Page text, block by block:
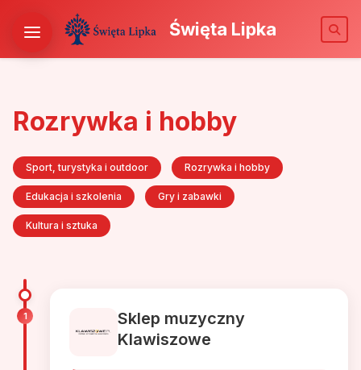
Święta Lipka
Rozrywka i hobby
Sport, turystyka i outdoor Rozrywka i hobby
Edukacja i szkolenia Gry i zabawki
Kultura i sztuka
1
Sklep muzyczny
Klawiszowe